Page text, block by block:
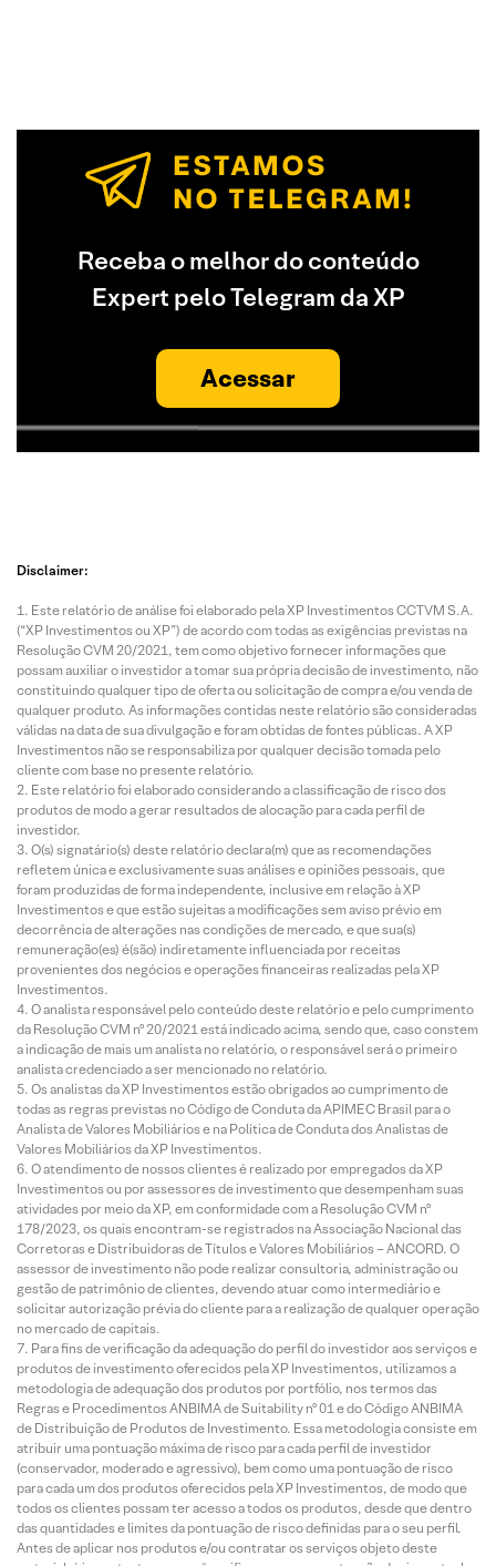
Receba o melhor do conteúdo
Expert pelo Telegram da XP
Acessar
Disclaimer:
Este relatório de análise foi elaborado pela XP Investimentos CCTVM S.A.
(“XP Investimentos ou XP”) de acordo com todas as exigências previstas na
Resolução CVM 20/2021, tem como objetivo fornecer informações que
possam auxiliar o investidor a tomar sua própria decisão de investimento, não
constituindo qualquer tipo de oferta ou solicitação de compra e/ou venda de
qualquer produto. As informações contidas neste relatório são consideradas
válidas na data de sua divulgação e foram obtidas de fontes públicas. A XP
Investimentos não se responsabiliza por qualquer decisão tomada pelo
cliente com base no presente relatório.
Este relatório foi elaborado considerando a classificação de risco dos
produtos de modo a gerar resultados de alocação para cada perfil de
investidor.
O(s) signatário(s) deste relatório declara(m) que as recomendações
refletem única e exclusivamente suas análises e opiniões pessoais, que
foram produzidas de forma independente, inclusive em relação à XP
Investimentos e que estão sujeitas a modificações sem aviso prévio em
decorrência de alterações nas condições de mercado, e que sua(s)
remuneração(es) é(são) indiretamente influenciada por receitas
provenientes dos negócios e operações financeiras realizadas pela XP
Investimentos.
O analista responsável pelo conteúdo deste relatório e pelo cumprimento
da Resolução CVM nº 20/2021 está indicado acima, sendo que, caso constem
a indicação de mais um analista no relatório, o responsável será o primeiro
analista credenciado a ser mencionado no relatório.
Os analistas da XP Investimentos estão obrigados ao cumprimento de
todas as regras previstas no Código de Conduta da APIMEC Brasil para o
Analista de Valores Mobiliários e na Política de Conduta dos Analistas de
Valores Mobiliários da XP Investimentos.
O atendimento de nossos clientes é realizado por empregados da XP
Investimentos ou por assessores de investimento que desempenham suas
atividades por meio da XP, em conformidade com a Resolução CVM nº
178/2023, os quais encontram-se registrados na Associação Nacional das
Corretoras e Distribuidoras de Títulos e Valores Mobiliários – ANCORD. O
assessor de investimento não pode realizar consultoria, administração ou
gestão de patrimônio de clientes, devendo atuar como intermediário e
solicitar autorização prévia do cliente para a realização de qualquer operação
no mercado de capitais.
Para fins de verificação da adequação do perfil do investidor aos serviços e
produtos de investimento oferecidos pela XP Investimentos, utilizamos a
metodologia de adequação dos produtos por portfólio, nos termos das
Regras e Procedimentos ANBIMA de Suitability nº 01 e do Código ANBIMA
de Distribuição de Produtos de Investimento. Essa metodologia consiste em
atribuir uma pontuação máxima de risco para cada perfil de investidor
(conservador, moderado e agressivo), bem como uma pontuação de risco
para cada um dos produtos oferecidos pela XP Investimentos, de modo que
todos os clientes possam ter acesso a todos os produtos, desde que dentro
das quantidades e limites da pontuação de risco definidas para o seu perfil.
Antes de aplicar nos produtos e/ou contratar os serviços objeto deste